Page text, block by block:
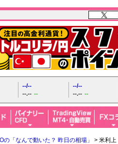
--/--
--.-- --
--/--
--.-- --
の「なんで動いた？ 昨日の相場」
> 米利上